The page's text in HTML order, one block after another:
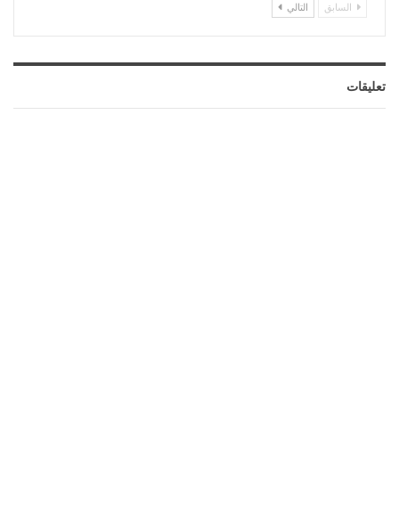
السابق التالي
تعليقات